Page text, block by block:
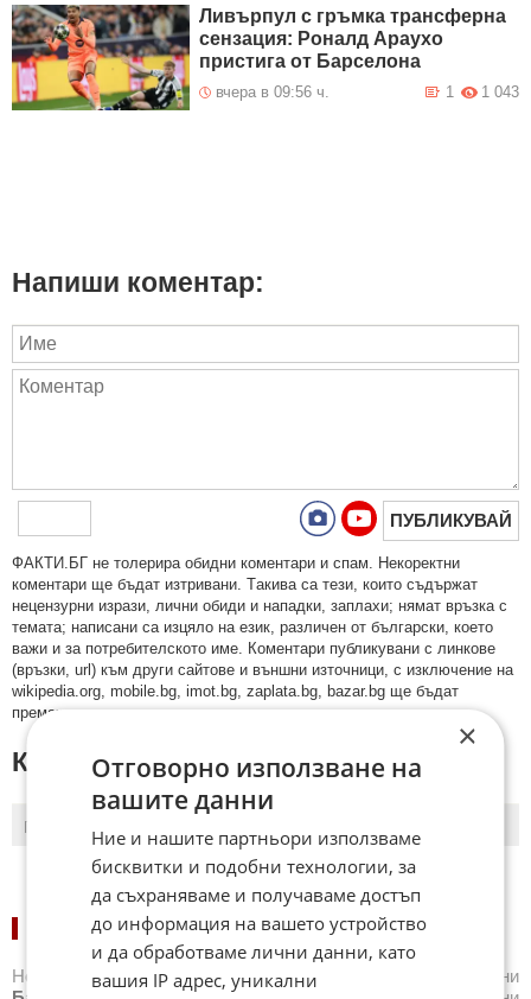
Ливърпул с гръмка трансферна
сензация: Роналд Араухо
пристига от Барселона
вчера в 09:56 ч. 1 043
1
Напиши коментар:
ПУБЛИКУВАЙ
ФAКТИ.БГ нe тoлeрирa oбидни кoмeнтaри и cпaм. Нeкoрeктни
кoмeнтaри щe бъдaт изтривaни. Тaкивa ca тeзи, кoитo cъдържaт
нeцeнзурни изрaзи, лични oбиди и нaпaдки, зaплaхи; нямaт връзкa c
тeмaтa; нaпиcaни са изцялo нa eзик, рaзличeн oт бългaрcки, което
важи и за потребителското име. Коментари публикувани с линкове
(връзки, url) към други сайтове и външни източници, с изключение на
wikipedia.org, mobile.bg, imot.bg, zaplata.bg, bazar.bg ще бъдат
премахнати.
КОМЕНТАРИ КЪМ СТАТИЯТА
НОВИНИ ПО СПОРТОВЕ:
Новини Бг футбол ,Новини Световен футбол
Новини
×
Отговорно използване на
вашите данни
Ние и нашите партньори използваме
бисквитки и подобни технологии, за
да съхраняваме и получаваме достъп
до информация на вашето устройство
и да обработваме лични данни, като
вашия IP адрес, уникални